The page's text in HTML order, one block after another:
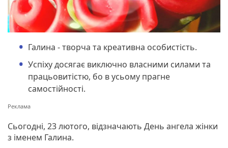
Галина - творча та креативна особистість.
Успіху досягає виключно власними силами та
працьовитістю, бо в усьому прагне
самостійності.
Сьогодні, 23 лютого, відзначають День ангела жінки
з іменем Галина.